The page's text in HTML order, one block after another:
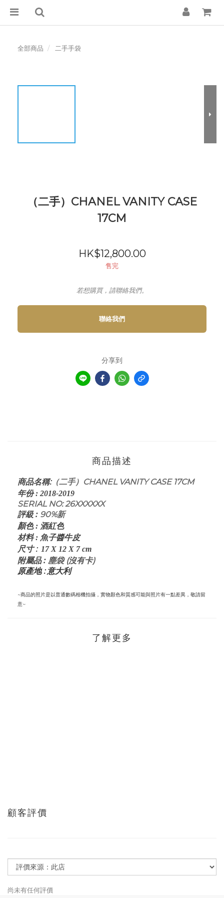
全部商品 二手手袋
（二手）CHANEL VANITY CASE
17CM
HK$12,800.00
售完
若想購買，請聯絡我們。
聯絡我們
分享到
商品描述
商品名稱:（二手）CHANEL VANITY CASE 17CM
年份: 2018-2019
SERIAL NO: 26XXXXXX
評級: 90%新
顏色: 酒紅色
材料: 魚子醬牛皮
尺寸: 17 X 12 X 7cm
附屬品: 塵袋 (沒有卡)
原產地 : 意大利
~商品的照片是以普通數碼相機拍攝，實物顏色和質感可能與照片有一點差異，敬請留
意~
了解更多
顧客評價
尚未有任何評價